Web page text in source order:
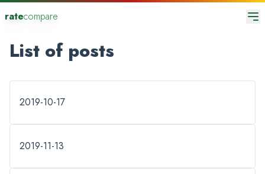
ratecompare
List of posts
2019-10-17
2019-11-13